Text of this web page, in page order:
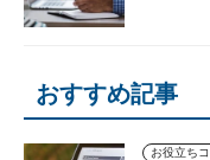
おすすめ記事